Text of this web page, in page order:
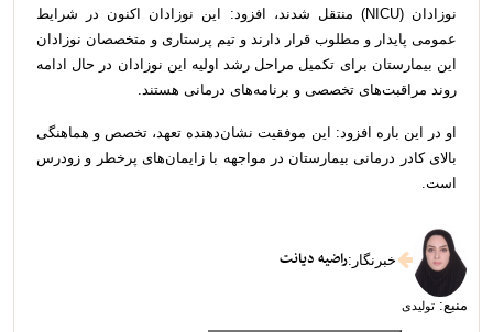
نوزادان (NICU) منتقل شدند، افزود: این نوزادان اکنون در شرایط
عمومی پایدار و مطلوب قرار دارند و تیم پرستاری و متخصصان نوزادان
این بیمارستان برای تکمیل مراحل رشد اولیه‌ این نوزادان در حال ادامه
روند مراقبت‌های تخصصی و برنامه‌های درمانی هستند.
او در این باره افزود: این موفقیت نشان‌دهنده تعهد، تخصص و هماهنگی
بالای کادر درمانی بیمارستان در مواجهه با زایمان‌های پرخطر و زودرس
است.
خبرنگار :راضیه دیانت
منبع: تولیدی